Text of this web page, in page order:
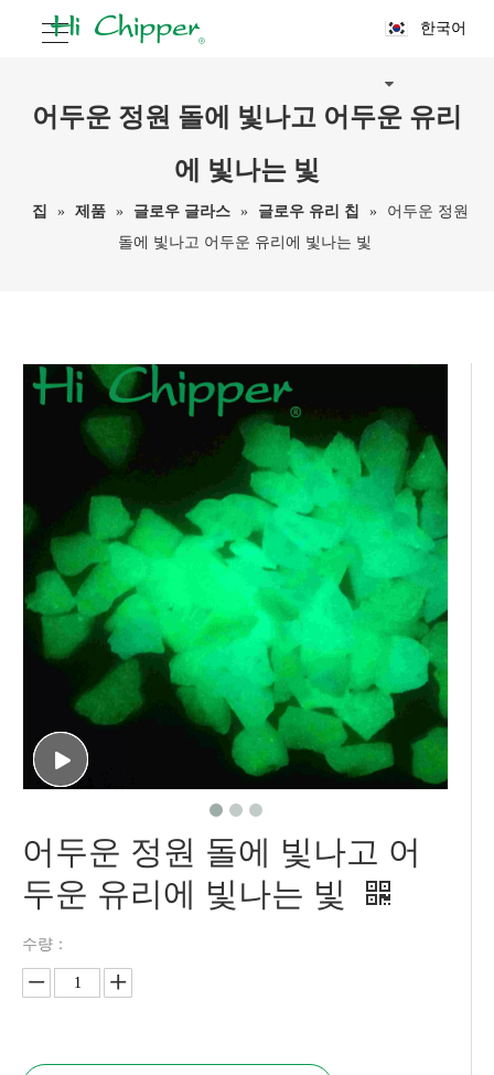
한국어
어두운 정원 돌에 빛나고 어두운 유리
에 빛나는 빛
집 » 제품 » 글로우 글라스 » 글로우 유리 칩 »
어두운 정원
돌에 빛나고 어두운 유리에 빛나는 빛
어두운 정원 돌에 빛나고 어
두운 유리에 빛나는 빛
수량：